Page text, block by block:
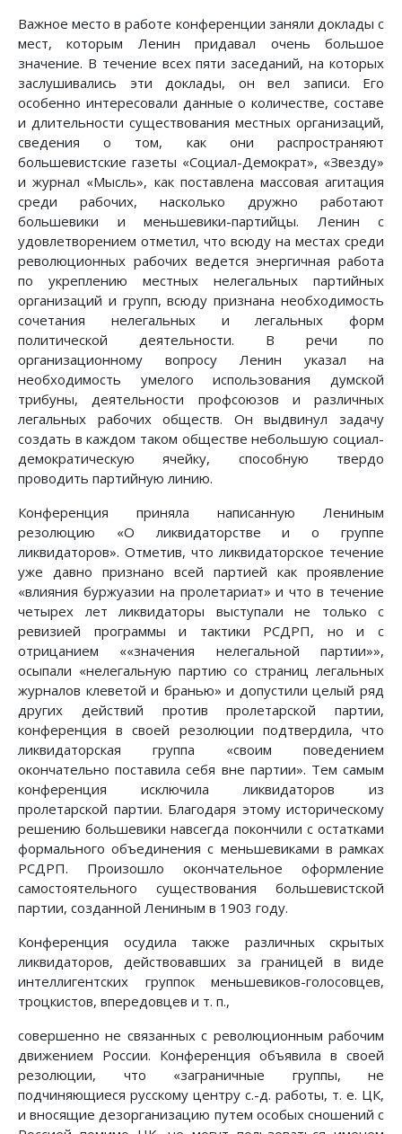
Важное место в работе конференции заняли доклады с
мест, которым Ленин придавал очень большое
значение. В течение всех пяти заседаний, на которых
заслушивались эти доклады, он вел записи. Его
особенно интересовали данные о количестве, составе
и длительности существования местных организаций,
сведения о том, как они распространяют
большевистские газеты «Социал-Демократ», «Звезду»
и журнал «Мысль», как поставлена массовая агитация
среди рабочих, насколько дружно работают
большевики и меньшевики-партийцы. Ленин с
удовлетворением отметил, что всюду на местах среди
революционных рабочих ведется энергичная работа
по укреплению местных нелегальных партийных
организаций и групп, всюду признана необходимость
сочетания нелегальных и легальных форм
политической деятельности. В речи по
организационному вопросу Ленин указал на
необходимость умелого использования думской
трибуны, деятельности профсоюзов и различных
легальных рабочих обществ. Он выдвинул задачу
создать в каждом таком обществе небольшую социал-
демократическую ячейку, способную твердо
проводить партийную линию.
Конференция приняла написанную Лениным
резолюцию «О ликвидаторстве и о группе
ликвидаторов». Отметив, что ликвидаторское течение
уже давно признано всей партией как проявление
«влияния буржуазии на пролетариат» и что в течение
четырех лет ликвидаторы выступали не только с
ревизией программы и тактики РСДРП, но и с
отрицанием ««значения нелегальной партии»»,
осыпали «нелегальную партию со страниц легальных
журналов клеветой и бранью» и допустили целый ряд
других действий против пролетарской партии,
конференция в своей резолюции подтвердила, что
ликвидаторская группа «своим поведением
окончательно поставила себя вне партии». Тем самым
конференция исключила ликвидаторов из
пролетарской партии. Благодаря этому историческому
решению большевики навсегда покончили с остатками
формального объединения с меньшевиками в рамках
РСДРП. Произошло окончательное оформление
самостоятельного существования большевистской
партии, созданной Лениным в 1903 году.
Конференция осудила также различных скрытых
ликвидаторов, действовавших за границей в виде
интеллигентских группок меньшевиков-голосовцев,
троцкистов, впередовцев и т. п.,
совершенно не связанных с революционным рабочим
движением России. Конференция объявила в своей
резолюции, что «заграничные группы, не
подчиняющиеся русскому центру с.-д. работы, т. е. ЦК,
и вносящие дезорганизацию путем особых сношений с